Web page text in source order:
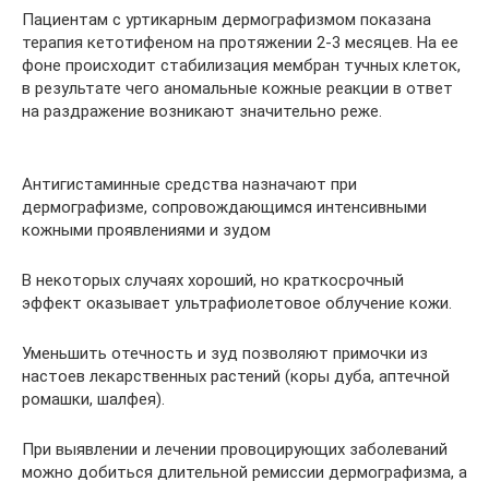
Пациентам с уртикарным дермографизмом показана
терапия кетотифеном на протяжении 2-3 месяцев. На ее
фоне происходит стабилизация мембран тучных клеток,
в результате чего аномальные кожные реакции в ответ
на раздражение возникают значительно реже.
Антигистаминные средства назначают при
дермографизме, сопровождающимся интенсивными
кожными проявлениями и зудом
В некоторых случаях хороший, но краткосрочный
эффект оказывает ультрафиолетовое облучение кожи.
Уменьшить отечность и зуд позволяют примочки из
настоев лекарственных растений (коры дуба, аптечной
ромашки, шалфея).
При выявлении и лечении провоцирующих заболеваний
можно добиться длительной ремиссии дермографизма, а